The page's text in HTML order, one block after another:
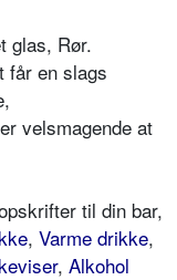
glas, Rør.
får en slags
velsmagende at
til din bar,
, Varme drikke,
, Alkohol